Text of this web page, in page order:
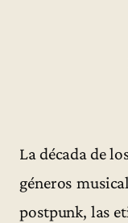
La década de
géneros
postpunk, las